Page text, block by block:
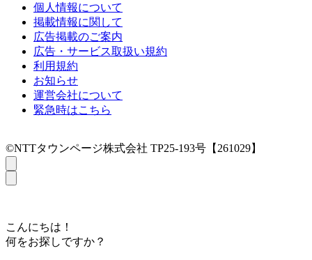
個人情報について
掲載情報に関して
広告掲載のご案内
広告・サービス取扱い規約
利用規約
お知らせ
運営会社について
緊急時はこちら
©NTTタウンページ株式会社 TP25-193号【261029】
こんにちは！
何をお探しですか？